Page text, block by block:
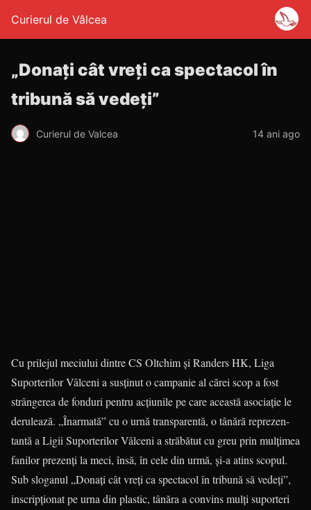
Curierul de Vâlcea
„Donaţi cât vreţi ca spectacol în
tribună să vedeţi”
Curierul de Valcea 14 ani ago
Cu prilejul meciului dintre CS Oltchim şi Randers HK, Liga
Suporte­rilor Vâlceni a susţinut o campanie al că­rei scop a fost
strân­ge­rea de fon­duri pentru acţiunile pe care această asociaţie le
derulează. „Înarmată” cu o urnă transparentă, o tânără repre­zen­
tantă a Ligii Supor­terilor Vâlceni a stră­bătut cu greu prin mulţimea
fanilor prezenţi la meci, însă, în cele din urmă, şi-a atins sco­pul.
Sub slo­ga­nul „Donaţi cât vreţi ca spectacol în tri­bună să vedeţi”,
ins­crip­ţionat pe urna din plastic, tânăra a convins mulţi su­por­teri